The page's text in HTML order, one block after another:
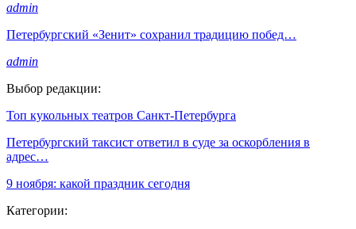
admin
Петербургский «Зенит» сохранил традицию побед…
admin
Выбор редакции:
Топ кукольных театров Санкт-Петербурга
Петербургский таксист ответил в суде за оскорбления в
адрес…
9 ноября: какой праздник сегодня
Категории: